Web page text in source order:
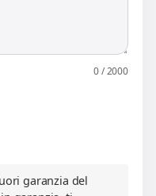
0 / 2000
garanzia del